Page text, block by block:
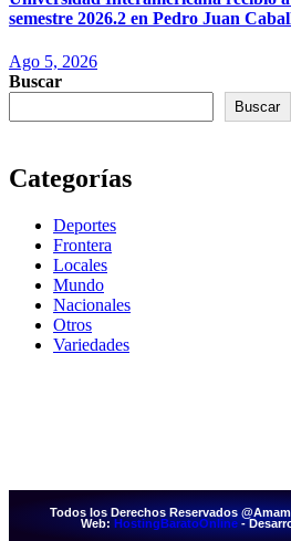
semestre 2026.2 en Pedro Juan
Ago 5, 2026
Buscar
Buscar
Categorías
Deportes
Frontera
Locales
Mundo
Nacionales
Otros
Variedades
Todos los Derechos Reservados
Web: HostingBaratoOnline-